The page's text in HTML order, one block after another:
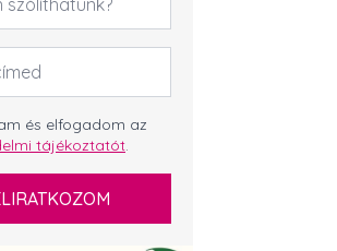
és elfogadom az
tájékoztatót.